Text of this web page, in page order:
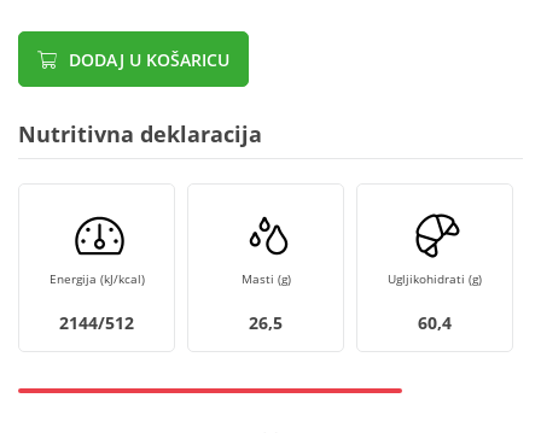
DODAJ U KOŠARICU
Nutritivna deklaracija
Energija (kJ/kcal)
2144/512
Masti (g)
26,5
Ugljikohidrati (g)
60,4